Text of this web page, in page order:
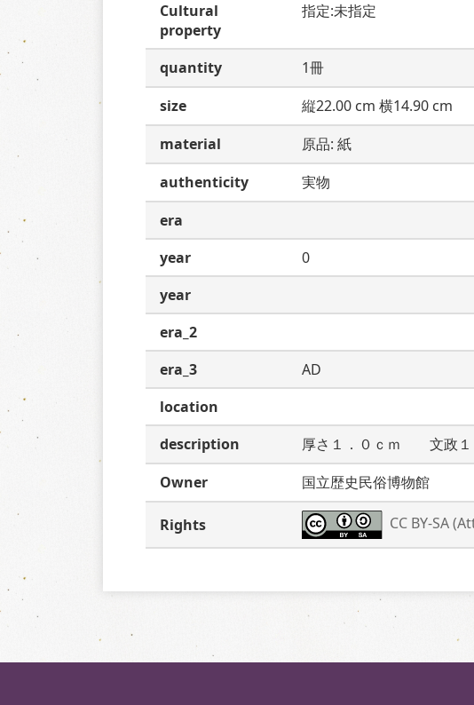
Cultural
property
指定:未指定
quantity
1冊
size
縦22.00 cm 横14.90 cm
material
原品: 紙
authenticity
実物
era
year
0
year
era_2
era_3
AD
location
description
厚さ１．０ｃｍ　　文政
Owner
国立歴史民俗博物館
Rights CC BY-SA